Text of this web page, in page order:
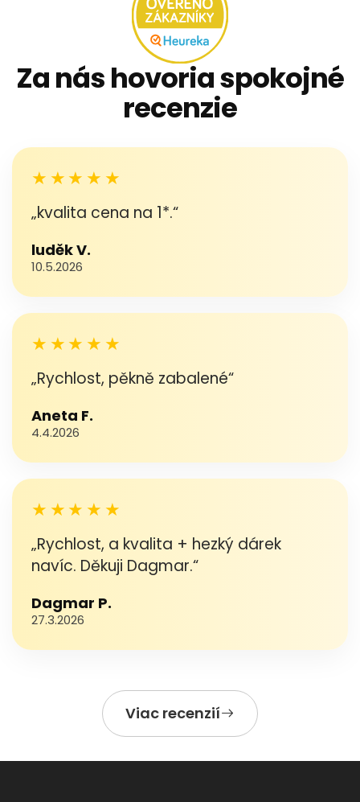
Za nás hovoria spokojné
recenzie
★★★★★
„kvalita cena na 1*.“
luděk V.
10.5.2026
★★★★★
„Rychlost, pěkně zabalené“
Aneta F.
4.4.2026
★★★★★
„Rychlost, a kvalita + hezký dárek
navíc. Děkuji Dagmar.“
Dagmar P.
27.3.2026
Viac recenzií